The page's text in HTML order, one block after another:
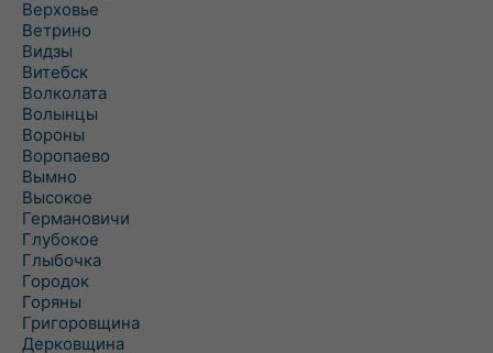
Верховье
Ветрино
Видзы
Витебск
Волколата
Волынцы
Вороны
Воропаево
Вымно
Высокое
Германовичи
Глубокое
Глыбочка
Городок
Горяны
Григоровщина
Дерковщина